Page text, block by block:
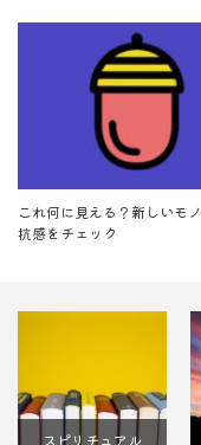
これ何に見える？新しいモ
抗感をチェック
スピリチュアル